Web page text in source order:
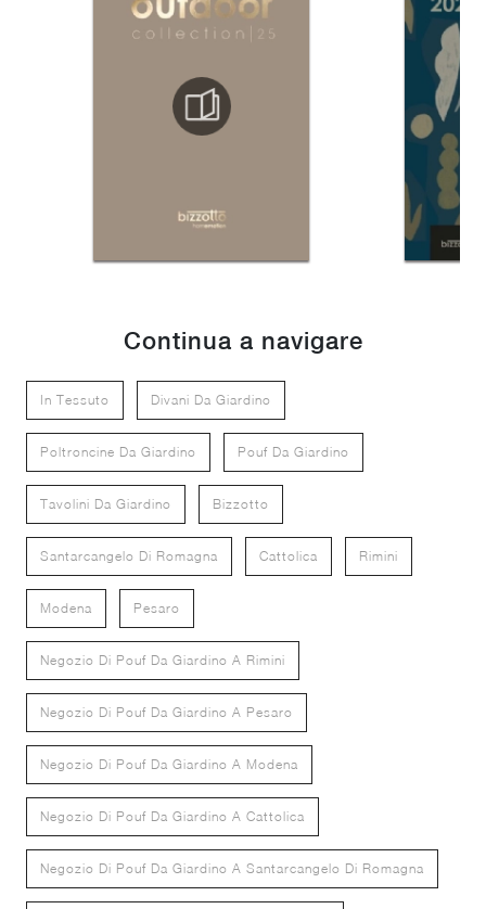
Continua a navigare
In Tessuto Divani Da Giardino
Poltroncine Da Giardino Pouf Da Giardino
Tavolini Da Giardino Bizzotto
Santarcangelo Di Romagna Cattolica Rimini
Modena Pesaro
Negozio Di Pouf Da Giardino A Rimini
Negozio Di Pouf Da Giardino A Pesaro
Negozio Di Pouf Da Giardino A Modena
Negozio Di Pouf Da Giardino A Cattolica
Negozio Di Pouf Da Giardino A Santarcangelo Di Romagna